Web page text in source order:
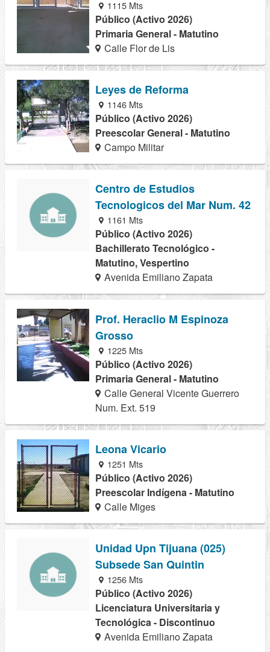
1115 Mts
Público (Activo 2026)
Primaria General - Matutino
Calle Flor de Lis
Leyes de Reforma
1146 Mts
Público (Activo 2026)
Preescolar General - Matutino
Campo Militar
Centro de Estudios
Tecnologicos del Mar Num. 42
1161 Mts
Público (Activo 2026)
Bachillerato Tecnológico -
Matutino, Vespertino
Avenida Emiliano Zapata
Prof. Heraclio M Espinoza
Grosso
1225 Mts
Público (Activo 2026)
Primaria General - Matutino
Calle General Vicente Guerrero
Num. Ext. 519
Leona Vicario
1251 Mts
Público (Activo 2026)
Preescolar Indígena - Matutino
Calle Miges
Unidad Upn Tijuana (025)
Subsede San Quintin
1256 Mts
Público (Activo 2026)
Licenciatura Universitaria y
Tecnológica - Discontinuo
Avenida Emiliano Zapata